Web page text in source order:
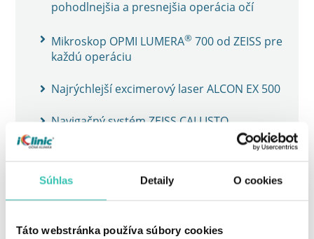
Súhlas Detaily O cookies
Táto webstránka používa súbory cookies
pohodlnejšia a presnejšia operácia očí
Mikroskop OPMI LUMERA® 700 od ZEISS pre
každú operáciu
Najrýchlejší excimerový laser ALCON EX 500
Navigačný systém ZEISS CALLISTO
Unikátny excimerový laser ZEISS MEL 90 1050
Unikátny femtosekundový laser ZEISS